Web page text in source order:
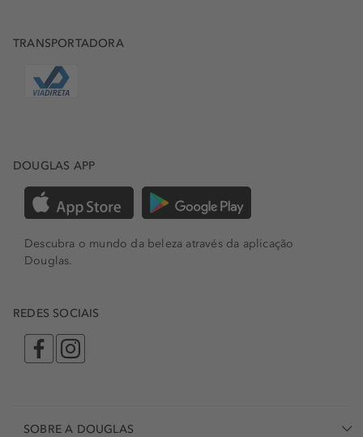
TRANSPORTADORA
DOUGLAS APP
Descubra o mundo da beleza através da aplicação
Douglas.
REDES SOCIAIS
SOBRE A DOUGLAS